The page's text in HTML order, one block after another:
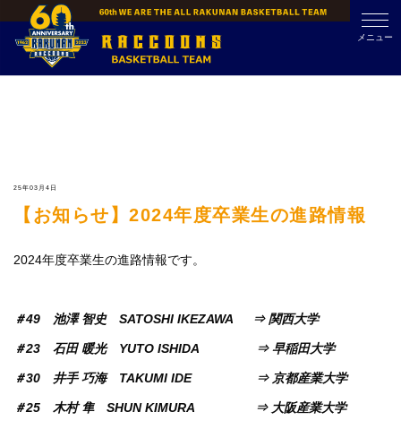
content
メニュー
25年03月4日
【お知らせ】2024年度卒業生の進路情報
2024年度卒業生の進路情報です。
＃49 池澤 智史 SATOSHI IKEZAWA ⇒ 関西大学
＃23 石田 暖光 YUTO ISHIDA ⇒ 早稲田大学
＃30 井手 巧海 TAKUMI IDE ⇒ 京都産業大学
＃25 木村 隼 SHUN KIMURA ⇒ 大阪産業大学